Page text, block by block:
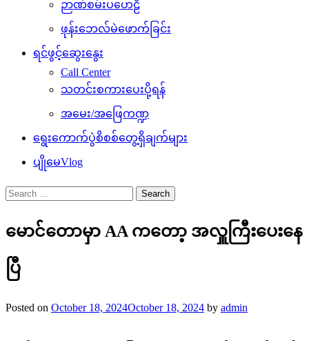
ဉာဏ်စမ်းပဟေဠိ
ဖုန်းဘေလ်မဲဖောက်ခြင်း
ရင်ဖွင့်ဆွေးနွေး
Call Center
သတင်းစကားပေးပို့ရန်
အမေး/အဖြေကဏ္ဍ
ရွေးကောက်ပွဲစိစစ်တွေ့ရှိချက်များ
ပျိုမေVlog
Search
for:
မောင်တောမှာ AA ကတော့ အလှူကြီးပေးနေ
ပြီ
Posted on October 18, 2024October 18, 2024 by admin